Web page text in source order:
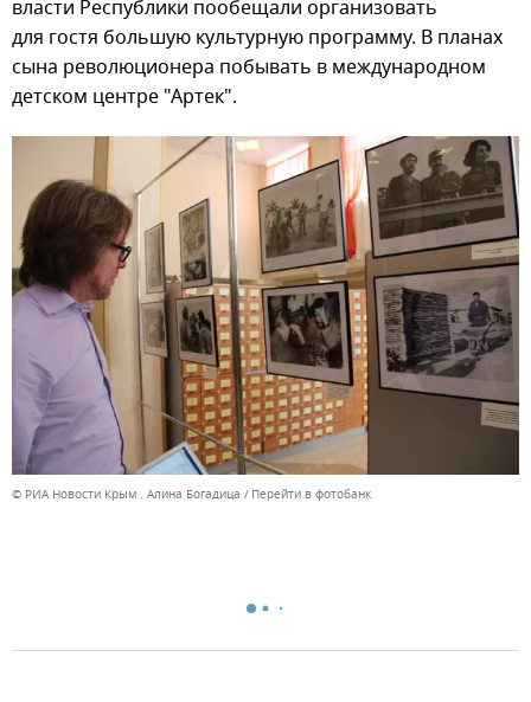
власти Республики пообещали организовать
для гостя большую культурную программу. В планах
сына революционера побывать в международном
детском центре "Артек".
© РИА Новости Крым . Алина Богадица Перейти в фотобанк